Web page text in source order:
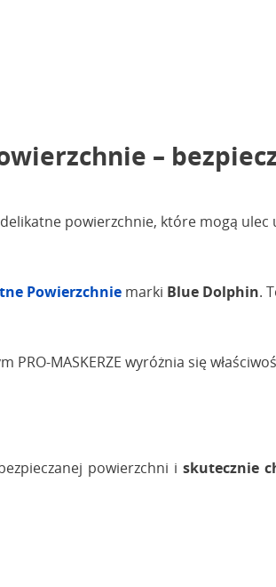
–
powierzchnie, które mogą
Powierzchnie marki Blue Dolphin.
MASKERZE wyróżnia się
powierzchni i skutecznie